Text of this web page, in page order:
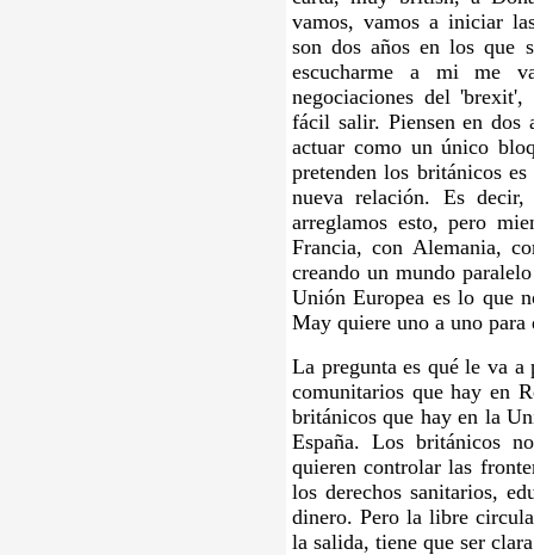
vamos, vamos a iniciar
son dos años en los que
escucharme a mi me
negociaciones del
fácil salir. Piensen en dos
actuar como un único
pretenden los británicos
nueva relación. Es
arreglamos esto, pero
Francia, con Alemania,
creando un mundo
Unión Europea es lo que
May quiere uno a uno para
La pregunta es qué le va
comunitarios que hay en
británicos que hay en la
España. Los británicos
quieren controlar las
los derechos sanitarios,
dinero. Pero la libre
la salida, tiene que ser